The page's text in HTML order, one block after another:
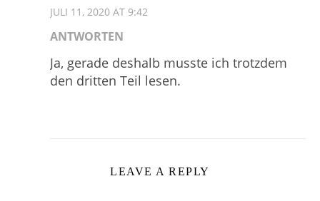
JULI 11, 2020 AT 9:42
ANTWORTEN
Ja, gerade deshalb musste ich trotzdem
den dritten Teil lesen.
LEAVE A REPLY